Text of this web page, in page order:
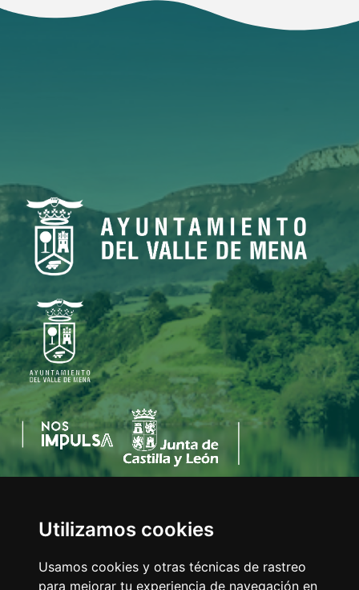
Utilizamos cookies
Usamos cookies y otras técnicas de rastreo
para mejorar tu experiencia de navegación en
C/Eladio Bustamante, 1
Tfno:947 126 211